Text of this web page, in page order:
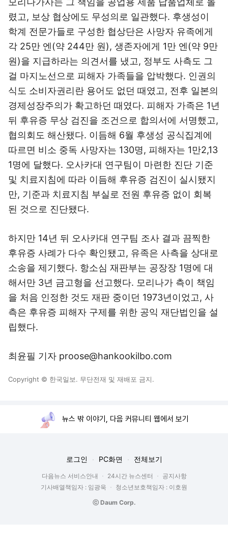
렸고, 보상 협상에도 무성의로 일관했다. 후생성이
학계 전문가들로 구성한 협상단은 사망자 유족에게
각 25만 엔(약 244만 원), 생존자에게 1만 엔(약 9만
원)을 지급하라는 의견서를 냈고, 정부도 사측도 그
걸 마지노선으로 피해자 가족들을 압박했다. 인권의
식도 소비자권리란 용어도 없던 때였고, 전후 일본의
경제성장주의가 확고하던 때였다. 피해자 가족은 1년
뒤 후유증 무상 검진을 조건으로 합의서에 서명했고,
협의회도 해산됐다. 이듬해 6월 후생성 공식집계에
따르면 비소 중독 사망자는 130명, 피해자는 1만2,13
1명에 달했다. 오사카대 연구팀이 마련한 진단 기준
및 치료지침에 따라 이듬해 후유증 검진이 실시됐지
만, 기준과 치료지침 부실로 전원 후유증 없이 회복
된 것으로 진단됐다.
하지만 14년 뒤 오사카대 연구팀 조사 결과 끔찍한
후유증 사례가 다수 확인됐고, 유족은 사측을 상대로
소송을 제기했다. 항소심 재판부는 공장장 1명에 대
해서만 3년 금고형을 선고했다. 모리나가 측이 책임
을 처음 인정한 것도 재판 중이던 1973년이었고, 사
측은 후유증 피해자 구제를 위한 공익 재단법인을 설
립했다.
최윤필 기자 proose@hankookilbo.com
Copyright © 한국일보. 무단전재 및 재배포 금지.
뉴스 밖 이야기, 다음 커뮤니티 웹에서 보기
로그인 PC화면 전체보기
다음뉴스 서비스안내 24시간 뉴스센터
공지사항
기사배열책임자 : 임광욱
청소년보호책임자 : 이호원
ⓒ Daum Corp.